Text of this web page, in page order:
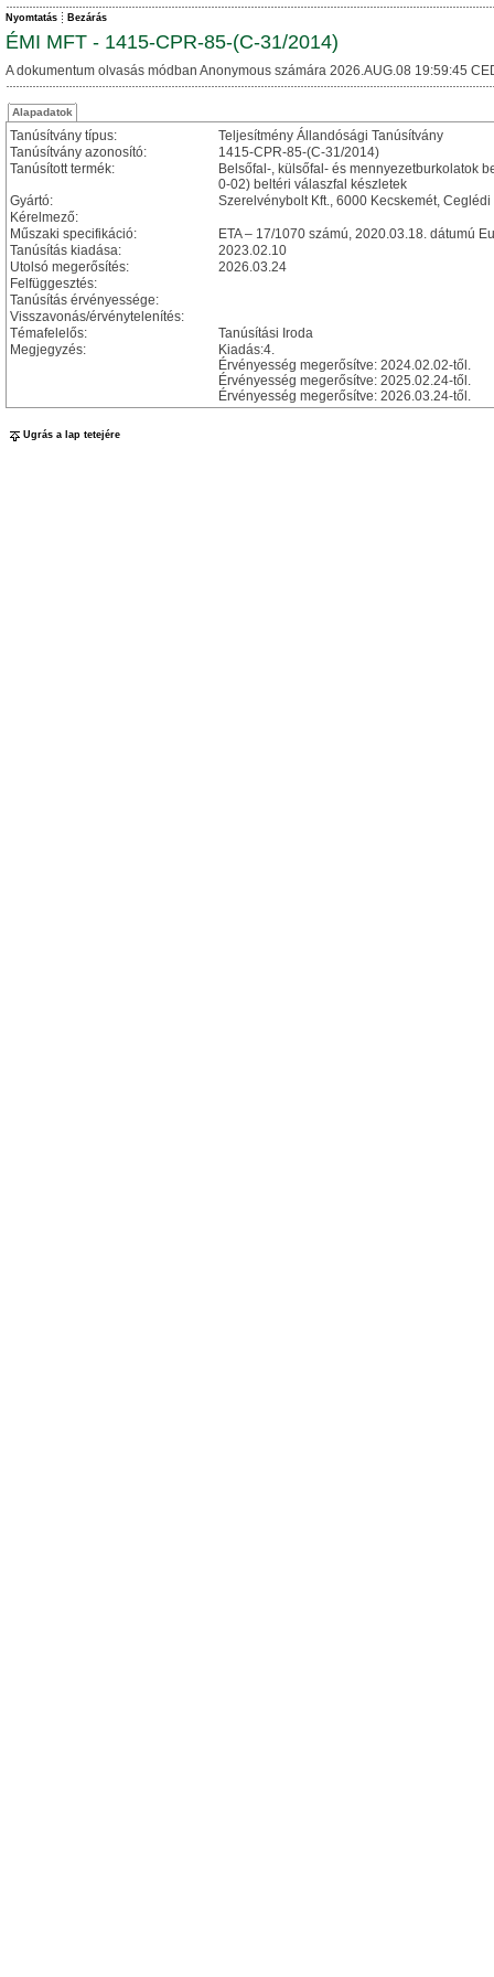
Nyomtatás Bezárás
ÉMI MFT - 1415-CPR-85-(C-31/2014)
A dokumentum olvasás módban Anonymous számára 2026.AUG.08 19:59:45
Alapadatok
Tanúsítvány típus:
Teljesítmény Állandósági Tanúsítvány
Tanúsítvány azonosító:
1415-CPR-85-(C-31/2014)
Tanúsított termék:
Belsőfal-, külsőfal- és mennyezetburkolatok
0-02) beltéri válaszfal készletek
Gyártó:
Szerelvénybolt Kft., 6000 Kecskemét, Ceglédi
Kérelmező:
Műszaki specifikáció:
ETA – 17/1070 számú, 2020.03.18. dátumú
Tanúsítás kiadása:
2023.02.10
Utolsó megerősítés:
2026.03.24
Felfüggesztés:
Tanúsítás érvényessége:
Visszavonás/érvénytelenítés:
Témafelelős:
Tanúsítási Iroda
Megjegyzés:
Kiadás:4.
Érvényesség megerősítve: 2024.02.02-től.
Érvényesség megerősítve: 2025.02.24-től.
Érvényesség megerősítve: 2026.03.24-től.
Ugrás a lap tetejére